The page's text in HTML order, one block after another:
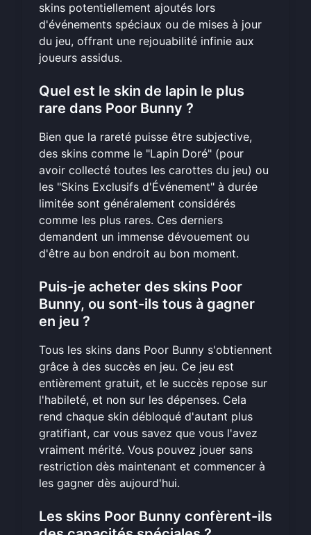
skins potentiellement ajoutés lors
d'événements spéciaux ou de mises à jour
du jeu, offrant une rejouabilité infinie aux
joueurs assidus.
Quel est le skin de lapin le plus
rare dans Poor Bunny ?
Bien que la rareté puisse être subjective,
des skins comme le "Lapin Doré" (pour
avoir collecté toutes les carottes du jeu) ou
les "Skins Exclusifs d'Événement" à durée
limitée sont généralement considérés
comme les plus rares. Ces derniers
demandent un immense dévouement ou
d'être au bon endroit au bon moment.
Puis-je acheter des skins Poor
Bunny, ou sont-ils tous à gagner
en jeu ?
Tous les skins dans Poor Bunny s'obtiennent
grâce à des succès en jeu. Ce jeu est
entièrement gratuit, et le succès repose sur
l'habileté, et non sur les dépenses. Cela
rend chaque skin débloqué d'autant plus
gratifiant, car vous savez que vous l'avez
vraiment mérité. Vous pouvez jouer sans
restriction dès maintenant et commencer à
les gagner dès aujourd'hui.
Les skins Poor Bunny confèrent-ils